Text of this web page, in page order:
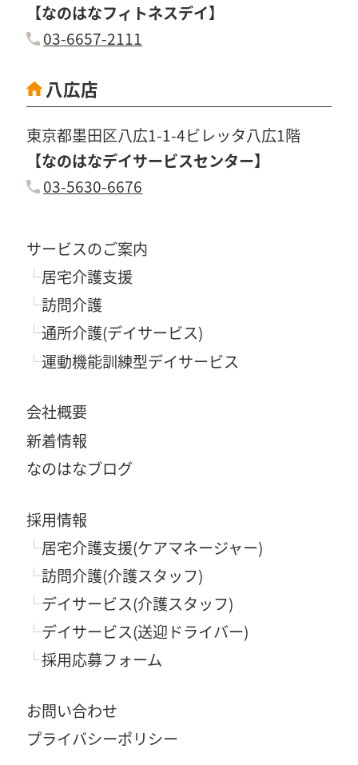
【なのはなフィトネスデイ】
03-6657-2111
八広店
東京都墨田区八広1-1-4ビレッタ八広1階
【なのはなデイサービスセンター】
03-5630-6676
サービスのご案内
居宅介護支援
訪問介護
通所介護(デイサービス)
運動機能訓練型デイサービス
会社概要
新着情報
なのはなブログ
採用情報
居宅介護支援(ケアマネージャー)
訪問介護(介護スタッフ)
デイサービス(介護スタッフ)
デイサービス(送迎ドライバー)
採用応募フォーム
お問い合わせ
プライバシーポリシー